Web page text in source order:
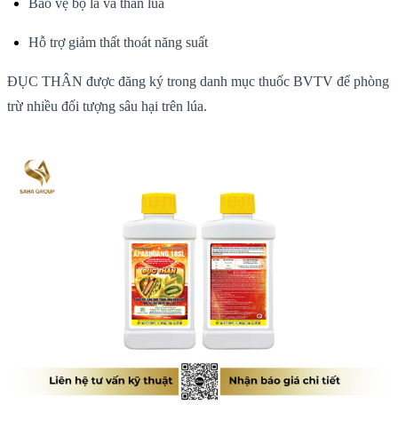
Bảo vệ bộ lá và thân lúa
Hỗ trợ giảm thất thoát năng suất
ĐỤC THÂN được đăng ký trong danh mục thuốc BVTV để phòng
trừ nhiều đối tượng sâu hại trên lúa.